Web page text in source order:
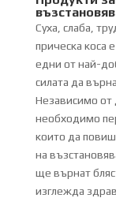
Суха, слаба,
прическа коса
едни от най-
силата да
Независимо от
необходимо
които да
на
ще върнат
изглежда